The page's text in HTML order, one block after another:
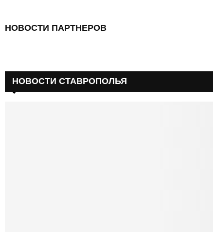
НОВОСТИ ПАРТНЕРОВ
НОВОСТИ СТАВРОПОЛЬЯ